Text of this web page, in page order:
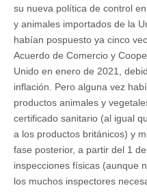
su nueva política de control
y animales importados de la
habían pospuesto ya cinco
Acuerdo de Comercio y
Unido en enero de 2021,
inflación. Pero alguna vez
productos animales y
certificado sanitario (al igual
a los productos británicos) y
fase posterior, a partir del 1
inspecciones físicas (aunque
los muchos inspectores